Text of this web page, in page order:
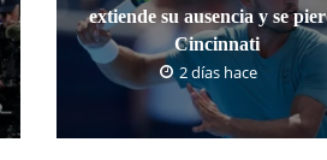
extiende su ausencia y se
Cincinnati
2 días hace